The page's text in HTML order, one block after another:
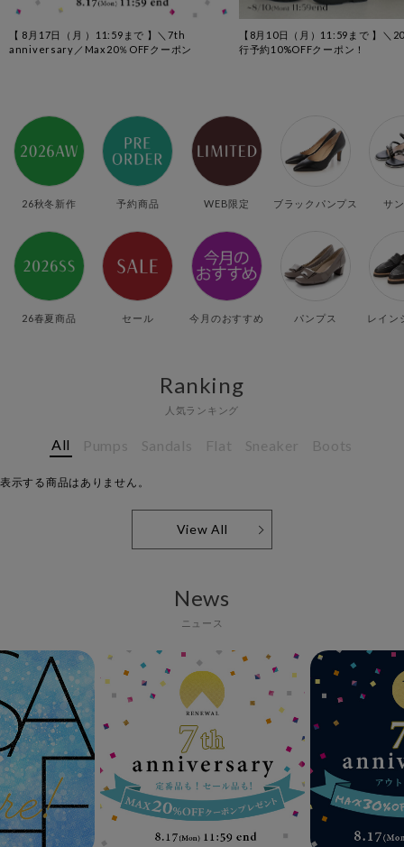
【 8月17日（月 ）11:59まで 】＼7th
anniversary／Max20％OFFクーポン
【8月10日（月）11:59まで 】＼
行予約10%OFFクーポン！
26秋冬新作
26春夏商品
予約商品
セール
WEB限定
今月のおすすめ
ブラックパンプス
パンプス
サ
レイン
Ranking
人気ランキング
All Pumps Sandals Flat Sneaker Boots
表示する商品はありません。
View All
News
ニュース